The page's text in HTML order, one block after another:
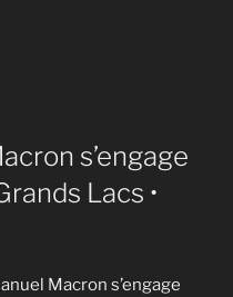
s’engage
Lacs •
Macron s’engage